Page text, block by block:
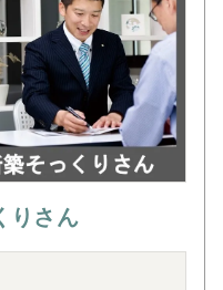
りさん